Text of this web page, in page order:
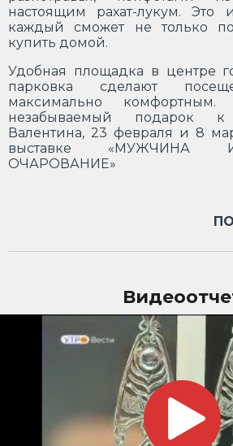
настоящим рахат-лукум. Это
каждый сможет не только
купить домой.
Удобная площадка в центре
парковка сделают
максимально комфортным.
незабываемый подарок
Валентина, 23 февраля и 8
выставке
ОЧАРОВАНИЕ»